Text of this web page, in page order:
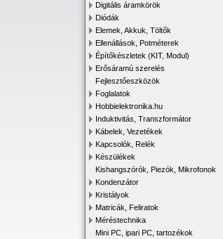
Digitális áramkörök
Diódák
Elemek, Akkuk, Töltők
Ellenállások, Potméterek
Építőkészletek (KIT, Modul)
Erősáramú szerelés
Fejlesztőeszközök
Foglalatok
Hobbielektronika.hu
Induktivitás, Transzformátor
Kábelek, Vezetékek
Kapcsolók, Relék
Készülékek
Kishangszórók, Piezók, Mikrofonok
Kondenzátor
Kristályok
Matricák, Feliratok
Méréstechnika
Mini PC, ipari PC, tartozékok